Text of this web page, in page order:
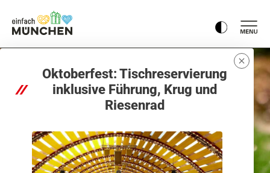
Oktoberfest: Tischreservierung
inklusive Führung, Krug und
Riesenrad